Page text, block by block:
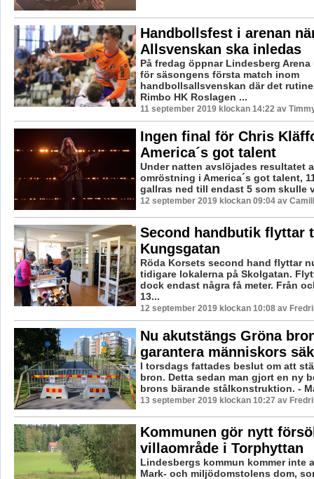
Handbollsfest i arenan
Allsvenskan ska inledas
På fredag öppnar Lindesberg
för säsongens första match inom
handbollsallsvenskan där det
Rimbo HK Roslagen ...
11 september 2019 klockan 14:22 av
Ingen final för Chris
America´s got talent
Under natten avslöjades resultatet
omröstning i America´s got talent,
gallras ned till endast 5 som skulle
12 september 2019 klockan 09:04 av
Second handbutik flyttar
Kungsgatan
Röda Korsets second hand flyttar
tidigare lokalerna på Skolgatan.
dock endast några få meter. Från
13...
12 september 2019 klockan 10:08 av
Nu akutstängs Gröna
garantera människors
I torsdags fattades beslut om att
bron. Detta sedan man gjort en ny
brons bärande stålkonstruktion. -
13 september 2019 klockan 10:27 av
Kommunen gör nytt
villaområde i Torphyttan
Lindesbergs kommun kommer inte
Mark- och miljödomstolens dom,